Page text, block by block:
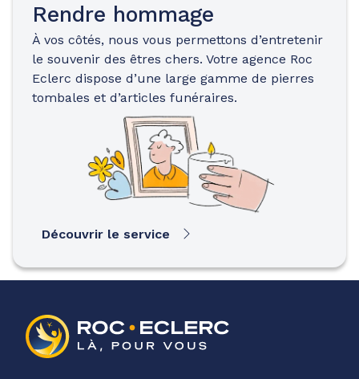
Rendre hommage
À vos côtés, nous vous permettons d’entretenir
le souvenir des êtres chers. Votre agence Roc
Eclerc dispose d’une large gamme de pierres
tombales et d’articles funéraires.
Découvrir le service